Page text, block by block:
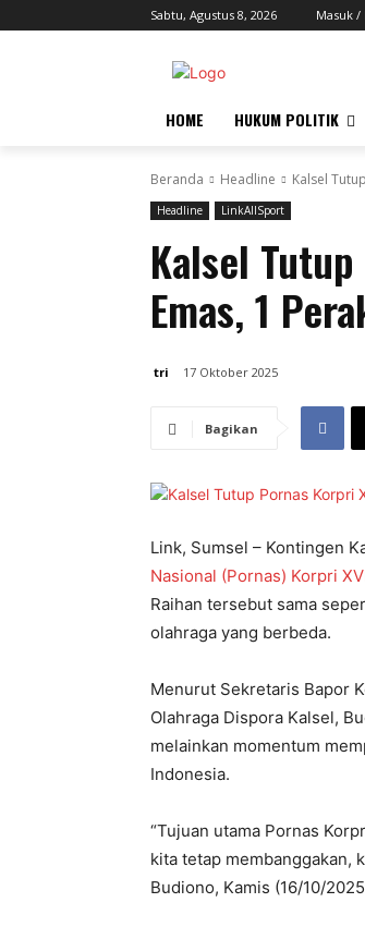
Sabtu, Agustus 8, 2026 Masuk /
HOME HUKUM POLITIK
Beranda Headline Kalsel
Headline LinkAllSport
Kalsel
Emas, 1
tri 17 Oktober 2025
Bagikan
Link, Sumsel – Kontingen
Nasional (Pornas) Korpri
Raihan tersebut sama
olahraga yang berbeda.
Menurut Sekretaris Bapor
Olahraga Dispora Kalsel,
melainkan momentum
Indonesia.
“Tujuan utama Pornas
kita tetap membanggakan,
Budiono, Kamis (16/10/